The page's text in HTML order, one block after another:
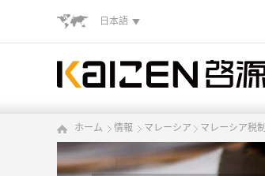
日本語
ホーム 情報 マレーシア マレーシア税制